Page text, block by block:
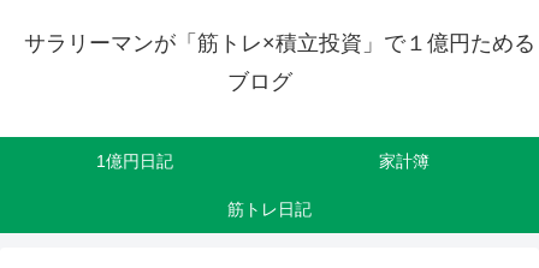
サラリーマンが「筋トレ×積立投資」で１億円ためる
ブログ
1億円日記 家計簿
筋トレ日記